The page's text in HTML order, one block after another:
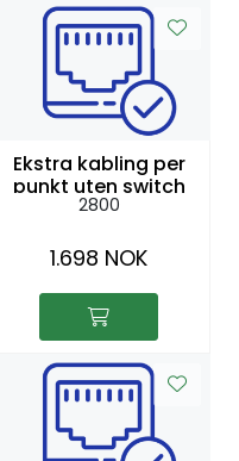
Ekstra kabling per
punkt uten switch
2800
1.698 NOK